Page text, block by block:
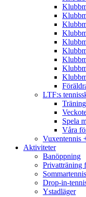
LTF:s
Spela
Våra
Vuxentennis
Aktiviteter
Banöppning
Privatträning
Drop-in-
Ystadläger